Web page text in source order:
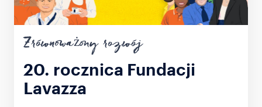
Zrównoważony rozwój
20. rocznica Fundacji
Lavazza